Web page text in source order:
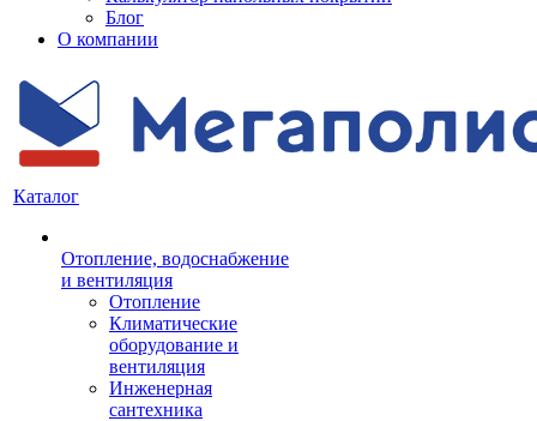
Блог
О компании
Каталог
Отопление, водоснабжение
и вентиляция
Отопление
Климатические
оборудование и
вентиляция
Инженерная
сантехника